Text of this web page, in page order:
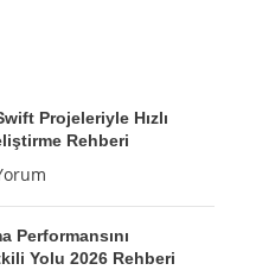
Projeleriyle Hızlı
Rehberi
Performansını
Yolu 2026 Rehberi